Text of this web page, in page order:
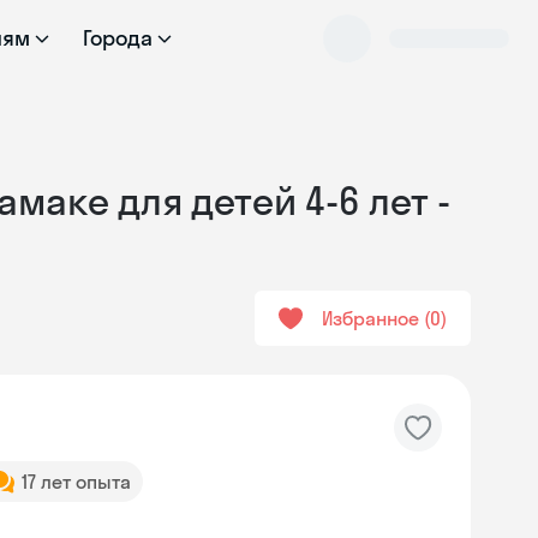
Города
для детей 4-6 лет -
Избранное 0
17 лет опыта